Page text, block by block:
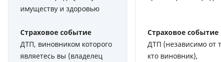
имуществу и здоровью
Страховое событие
ДТП, виновником которого
являетесь вы (владелец
Страховое событие
ДТП (независимо от
кто виновник),